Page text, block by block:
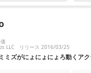
LLC リリース 2016/03/25
ミズがにょにょにょろ動くア